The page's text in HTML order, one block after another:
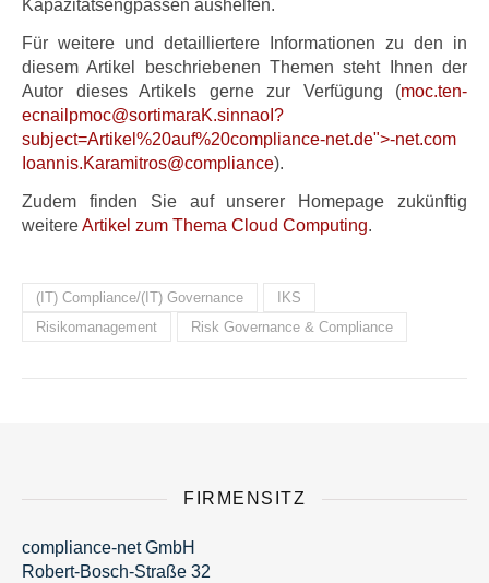
Kapazitätsengpässen aushelfen.
Für weitere und detailliertere Informationen zu den in
diesem Artikel beschriebenen Themen steht Ihnen der
Autor dieses Artikels gerne zur Verfügung (moc.ten-
ecnailpmoc@sortimaraK.sinnaoI ?
subject=Artikel%20auf%20compliance-net.de">
moc.t
en-
ec
nailp
moc@s
ortim
araK.
sinna
oI ).
Zudem finden Sie auf unserer Homepage zukünftig
weitereArtikel zum Thema Cloud Computing.
(IT) Compliance/(IT) Governance
IKS
Risikomanagement
Risk Governance & Compliance
FIRMENSITZ
compliance-net GmbH
Robert-Bosch-Straße 32